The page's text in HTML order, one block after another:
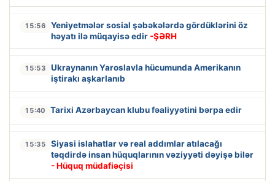
15:56
Yeniyetmələr sosial şəbəkələrdə gördüklərini öz
həyatı ilə müqayisə edir -ŞƏRH
15:53
Ukraynanın Yaroslavla hücumunda Amerikanın
iştirakı aşkarlanıb
15:40 Tarixi Azərbaycan klubu fəaliyyətini bərpa edir
15:35
Siyasi islahatlar və real addımlar atılacağı
təqdirdə insan hüquqlarının vəziyyəti dəyişə bilər
- Hüquq müdafiəçisi